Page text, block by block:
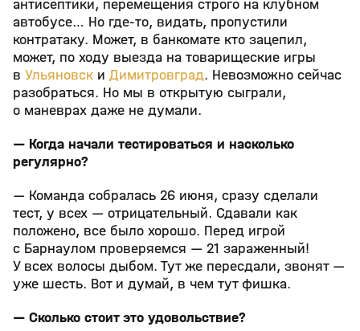
антисептики, перемещения строго на клубном
автобусе… Но где-то, видать, пропустили
контратаку. Может, в банкомате кто зацепил,
может, по ходу выезда на товарищеские игры
в Ульяновск и Димитровград. Невозможно сейчас
разобраться. Но мы в открытую сыграли,
о маневрах даже не думали.
— Когда начали тестироваться и насколько
регулярно?
— Команда собралась 26 июня, сразу сделали
тест, у всех — отрицательный. Сдавали как
положено, все было хорошо. Перед игрой
с Барнаулом проверяемся — 21 зараженный!
У всех волосы дыбом. Тут же пересдали, звонят —
уже шесть. Вот и думай, в чем тут фишка.
— Сколько стоит это удовольствие?